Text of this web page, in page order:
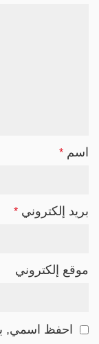
اسم *
بريد إلكتروني *
موقع إلكتروني
احفظ اسمي,